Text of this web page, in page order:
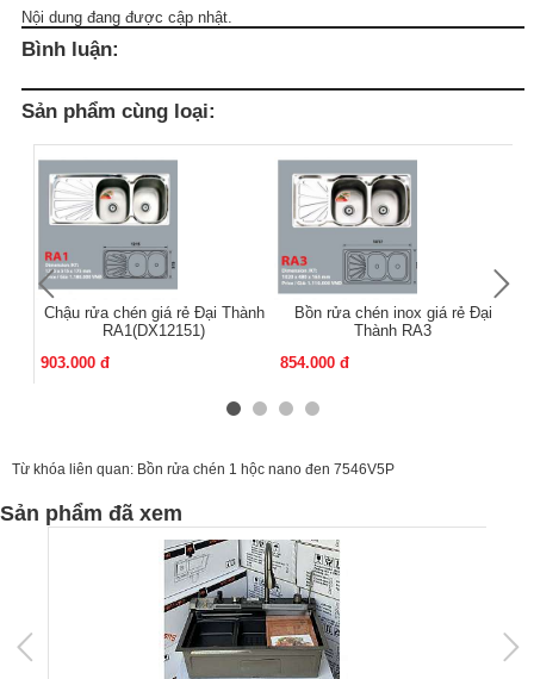
Nội dung đang được cập nhật.
Bình luận:
Sản phẩm cùng loại:
Chậu rửa chén giá rẻ Đại Thành
RA1(DX12151)
903.000 đ
Bồn rửa chén inox giá rẻ Đại
Thành RA3
854.000 đ
Từ khóa liên quan: Bồn rửa chén 1 hộc nano đen 7546V5P
Sản phẩm đã xem